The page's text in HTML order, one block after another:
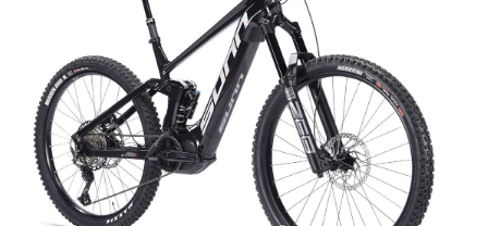
Adresse email de réception
En cochant cette case, vous consentez à recevoir nos propositions commerciales à
l'adresse email indiqué ci-dessus. Vous pouvez vous désinscrire à tout moment en
utilisantle formulaire de désinscription.
INSCRIPTION